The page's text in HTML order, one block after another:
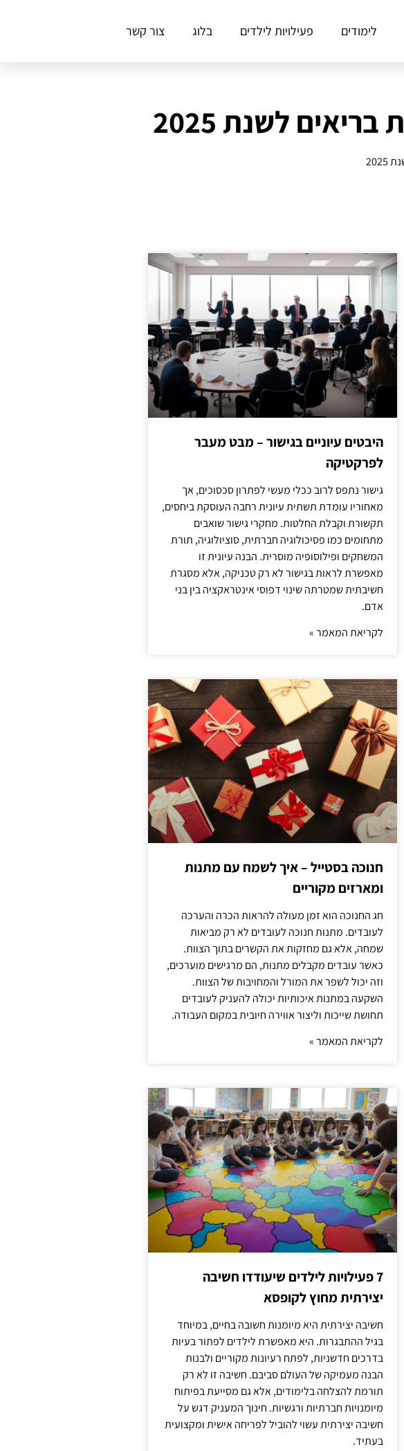
לימודים פעילויות לילדים בלוג צור קשר
היבטים עיוניים בגישור – מבט מעבר
לפרקטיקה
גישור נתפס לרוב ככלי מעשי לפתרון סכסוכים, אך
מאחוריו עומדת תשתית עיונית רחבה העוסקת ביחסים,
תקשורת וקבלת החלטות. מחקרי גישור שואבים
מתחומים כמו פסיכולוגיה חברתית, סוציולוגיה, תורת
המשחקים ופילוסופיה מוסרית. הבנה עיונית זו
מאפשרת לראות בגישור לא רק טכניקה, אלא מסגרת
חשיבתית שמטרתה שינוי דפוסי אינטראקציה בין בני
אדם.
לקריאת המאמר »
חנוכה בסטייל – איך לשמח עם מתנות
ומארזים מקוריים
חג החנוכה הוא זמן מעולה להראות הכרה והערכה
לעובדים. מתנות חנוכה לעובדים לא רק מביאות
שמחה, אלא גם מחזקות את הקשרים בתוך הצוות.
כאשר עובדים מקבלים מתנות, הם מרגישים מוערכים,
וזה יכול לשפר את המורל והמחויבות של הצוות.
השקעה במתנות איכותיות יכולה להעניק לעובדים
תחושת שייכות וליצור אווירה חיובית במקום העבודה.
לקריאת המאמר »
7 פעילויות לילדים שיעודדו חשיבה
יצירתית מחוץ לקופסא
חשיבה יצירתית היא מיומנות חשובה בחיים, במיוחד
בגיל ההתבגרות. היא מאפשרת לילדים לפתור בעיות
בדרכים חדשניות, לפתח רעיונות מקוריים ולבנות
הבנה מעמיקה של העולם סביבם. חשיבה זו לא רק
תורמת להצלחה בלימודים, אלא גם מסייעת בפיתוח
מיומנויות חברתיות ורגשיות. חינוך המעניק דגש על
חשיבה יצירתית עשוי להוביל לפריחה אישית ומקצועית
בעתיד.